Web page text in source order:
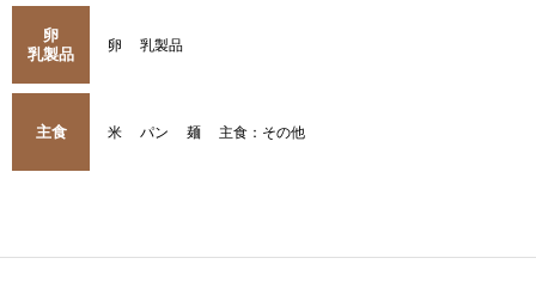
卵
乳製品
卵 乳製品
主食 米 パン 麺 主食：その他